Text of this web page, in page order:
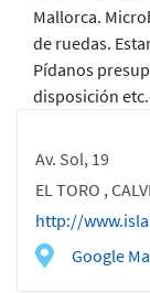
Av. Sol, 19
EL TORO ,
http://
Google
Mallorca.
de ruedas.
Pídanos
disposición